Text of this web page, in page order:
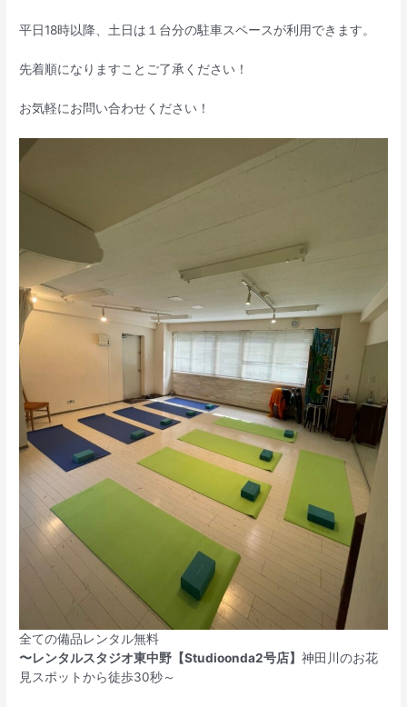
平日18時以降、土日は１台分の駐車スペースが利用できます。
先着順になりますことご了承ください！
お気軽にお問い合わせください！
全ての備品レンタル無料
〜レンタルスタジオ東中野【Studioonda2号店】神田川のお花
見スポットから徒歩30秒～